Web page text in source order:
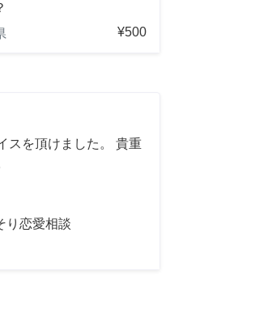
¥500
スを頂けました。 貴重
り恋愛相談